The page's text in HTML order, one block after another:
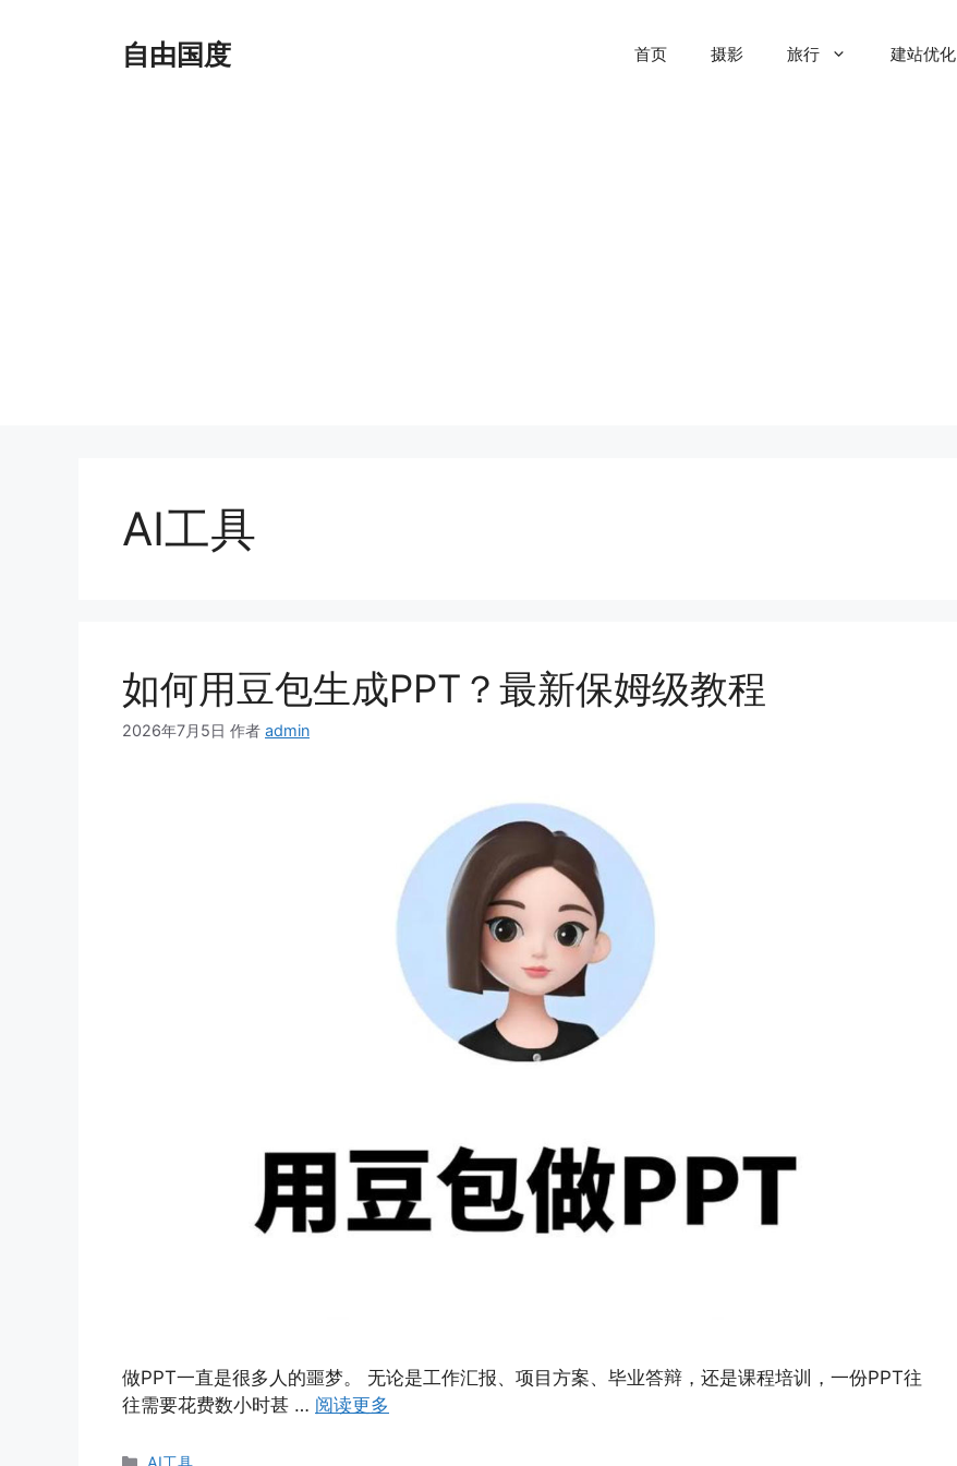
自由国度 首页 摄影 旅行 建站优化
AI工具
如何用豆包生成PPT？最新保姆级教程
2026年7月5日 作者 admin
做PPT一直是很多人的噩梦。 无论是工作汇报、项目方案、毕业答辩，还是课程培训，一份PPT往
往需要花费数小时甚 … 阅读更多
分
AI工具